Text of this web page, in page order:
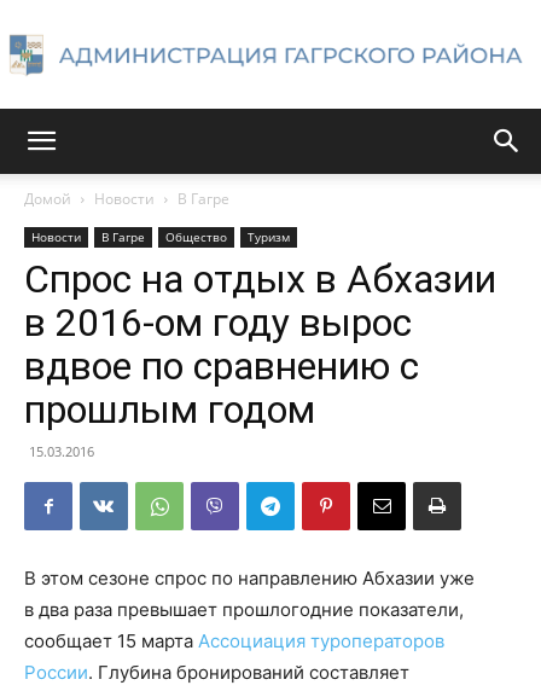
Гагрского
района
Домой Новости В Гагре
Новости В Гагре Общество Туризм
Спрос на отдых в Абхазии
в 2016-ом году вырос
вдвое по сравнению с
прошлым годом
15.03.2016
В этом сезоне спрос по направлению Абхазии уже
в два раза превышает прошлогодние показатели,
сообщает 15 марта Ассоциация туроператоров
России. Глубина бронирований составляет